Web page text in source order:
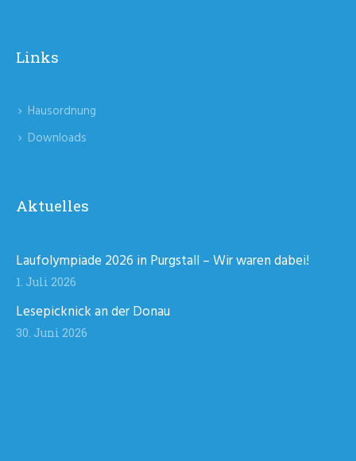
Links
Hausordnung
Downloads
Aktuelles
Laufolympiade 2026 in Purgstall – Wir waren dabei!
1. Juli 2026
Lesepicknick an der Donau
30. Juni 2026